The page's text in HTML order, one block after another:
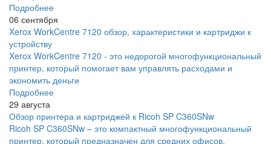
Подробнее
06 сентября
Xerox WorkCentre 7120 обзор, характеристики и картриджи к
устройству
Xerox WorkCentre 7120 - это недорогой многофункциональный
принтер, который помогает вам управлять расходами и
экономить деньги
Подробнее
29 августа
Обзор принтера и картриджей к Ricoh SP C360SNw
Ricoh SP C360SNw – это компактный многофункциональный
принтер, который предназначен для средних офисов,